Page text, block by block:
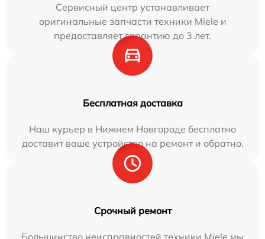
Сервисный центр устанавливает
оригинальные запчасти техники Miele и
предоставляет гарантию до 3 лет.
Бесплатная доставка
Наш курьер в Нижнем Новгороде бесплатно
доставит ваше устройство на ремонт и обратно.
Срочный ремонт
Большинство неисправностей техники Miele мы